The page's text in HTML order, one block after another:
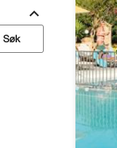
expand_more
Søk